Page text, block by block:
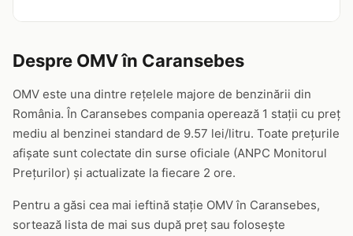
Despre OMV în Caransebes
OMV este una dintre rețelele majore de benzinării din
România. În Caransebes compania operează 1 stații cu preț
mediu al benzinei standard de 9.57 lei/litru. Toate prețurile
afișate sunt colectate din surse oficiale (ANPC Monitorul
Prețurilor) și actualizate la fiecare 2 ore.
Pentru a găsi cea mai ieftină stație OMV în Caransebes,
sortează lista de mai sus după preț sau folosește